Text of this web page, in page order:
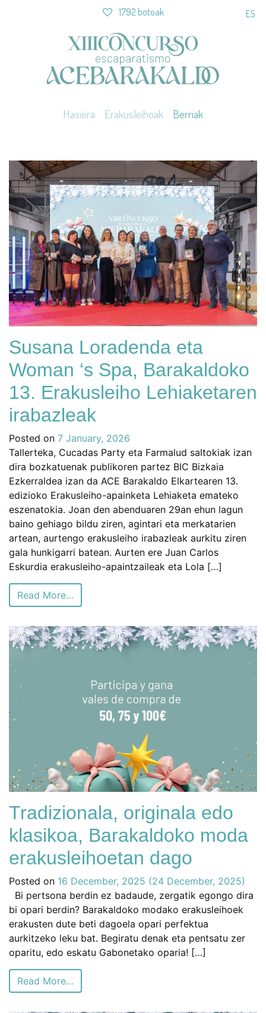
1792 botoak ES
Hasiera Erakusleihoak Berriak
Susana Loradenda eta
Woman ‘s Spa, Barakaldoko
13. Erakusleiho Lehiaketaren
irabazleak
Posted on 7 January, 2026
Tallerteka, Cucadas Party eta Farmalud saltokiak izan
dira bozkatuenak publikoren partez BIC Bizkaia
Ezkerraldea izan da ACE Barakaldo Elkartearen 13.
edizioko Erakusleiho-apainketa Lehiaketa emateko
eszenatokia. Joan den abenduaren 29an ehun lagun
baino gehiago bildu ziren, agintari eta merkatarien
artean, aurtengo erakusleiho irabazleak aurkitu ziren
gala hunkigarri batean. Aurten ere Juan Carlos
Eskurdia erakusleiho-apaintzaileak eta Lola […]
Read More…
Tradizionala, originala edo
klasikoa, Barakaldoko moda
erakusleihoetan dago
Posted on 16 December, 2025 (24 December, 2025)
Bi pertsona berdin ez badaude, zergatik egongo dira
bi opari berdin? Barakaldoko modako erakusleihoek
erakusten dute beti dagoela opari perfektua
aurkitzeko leku bat. Begiratu denak eta pentsatu zer
oparitu, edo eskatu Gabonetako oparia! […]
Read More…